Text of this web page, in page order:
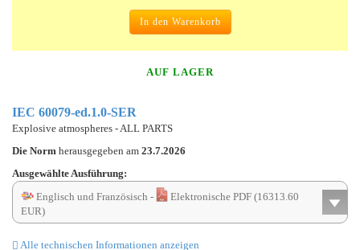
In den Warenkorb
AUF LAGER
IEC 60079-ed.1.0-SER
Explosive atmospheres - ALL PARTS
Die Norm herausgegeben am 23.7.2026
Ausgewählte Ausführung:
Englisch und Französisch -
Elektronische PDF (16313.60
EUR)
Alle technischen Informationen anzeigen